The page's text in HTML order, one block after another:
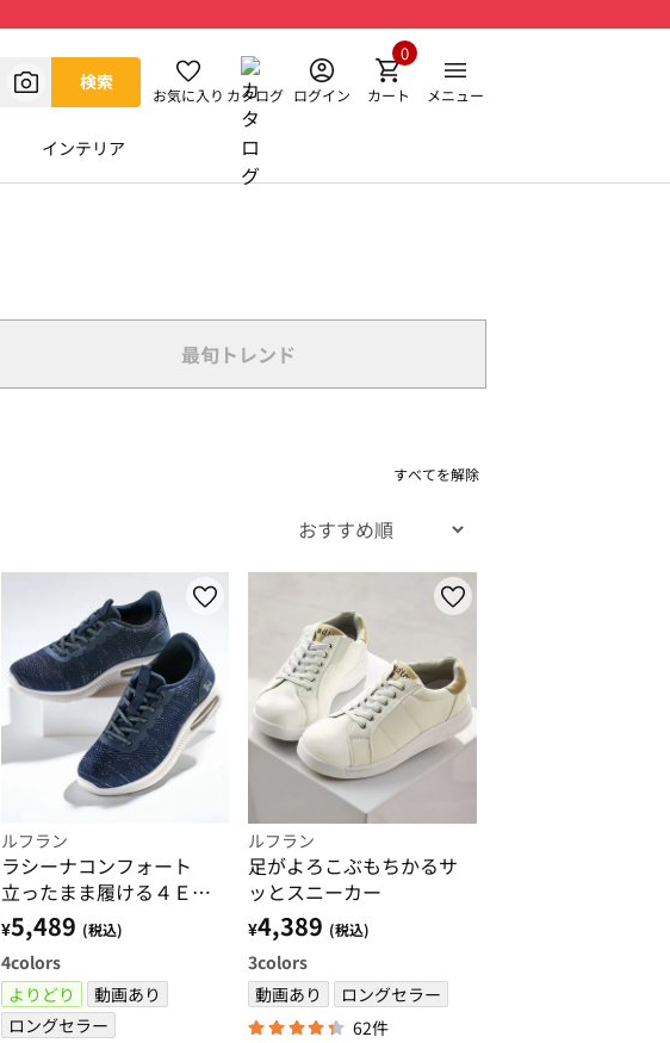
検索
お気に入り カタログ ログイン カート
0
メニュー
インテリア
最旬トレンド
すべてを解除
ルフラン
ラシーナコンフォート
立ったまま履ける４Ｅエ
アソールニットスニーカ
ー
¥5,489 (税込)
4colors
よりどり
動画あり
ロングセラー
ルフラン
足がよろこぶもちかるサ
ッとスニーカー
¥4,389 (税込)
3colors
動画あり
ロングセラー
62件